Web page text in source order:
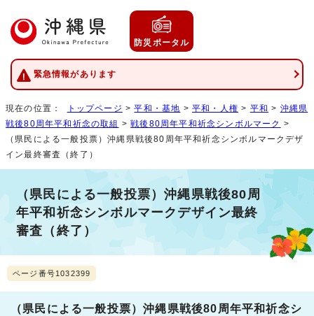
防災ポータル
緊急情報があります
現在の位置： トップページ >平和・基地 >平和・人権 > 平和 > 沖縄県
戦後80周年平和祈念の取組 >戦後80周年平和祈念シンボルマーク >
（県民による一般投票）沖縄県戦後80周年平和祈念シンボルマークデザ
イン最終審査（終了）
（県民による一般投票）沖縄県戦後80周
年平和祈念シンボルマークデザイン最終
審査（終了）
ページ番号1032399
（県民による一般投票）沖縄県戦後80周年平和祈念シ